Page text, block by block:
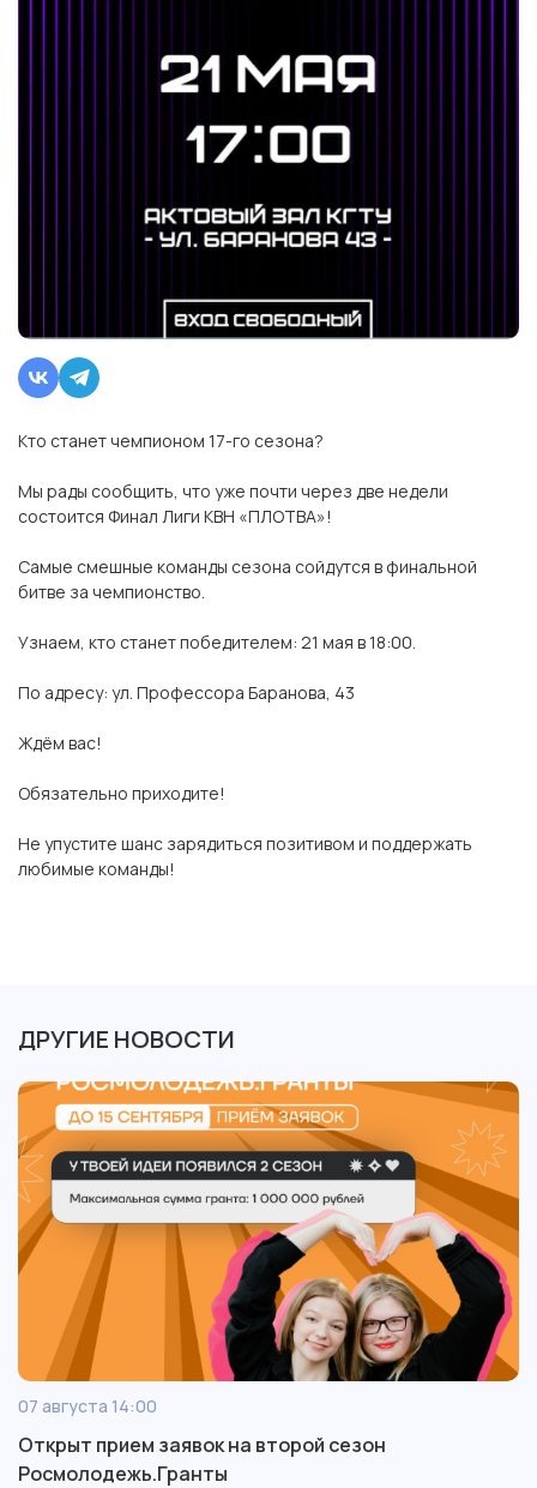
Кто станет чемпионом 17-го сезона?
Мы рады сообщить, что уже почти через две недели
состоится Финал Лиги КВН «ПЛОТВА»!
Самые смешные команды сезона сойдутся в финальной
битве за чемпионство.
Узнаем, кто станет победителем: 21 мая в 18:00.
По адресу: ул. Профессора Баранова, 43
Ждём вас!
Обязательно приходите!
Не упустите шанс зарядиться позитивом и поддержать
любимые команды!
ДРУГИЕ НОВОСТИ
07 августа 14:00
Открыт прием заявок на второй сезон
Росмолодежь.Гранты